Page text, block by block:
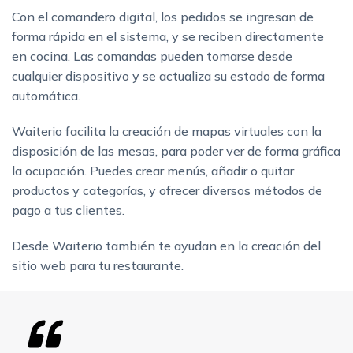
Con el comandero digital, los pedidos se ingresan de
forma rápida en el sistema, y se reciben directamente
en cocina. Las comandas pueden tomarse desde
cualquier dispositivo y se actualiza su estado de forma
automática.
Waiterio facilita la creación de mapas virtuales con la
disposición de las mesas, para poder ver de forma gráfica
la ocupación. Puedes crear menús, añadir o quitar
productos y categorías, y ofrecer diversos métodos de
pago a tus clientes.
Desde Waiterio también te ayudan en la creación del
sitio web para tu restaurante.